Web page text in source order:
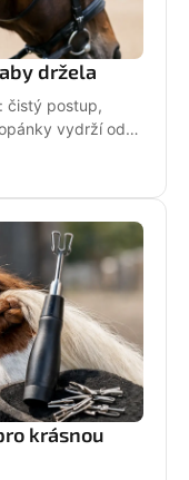
držela
čistý postup,
vydrží od
krásnou